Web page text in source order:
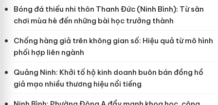
Bóng đá thiếu nhi thôn Thanh Đức (Ninh Bình): Từ sân
chơi mùa hè đến những bài học trưởng thành
Chống hàng giả trên không gian số: Hiệu quả từ mô hình
phối hợp liên ngành
Quảng Ninh: Khởi tố hộ kinh doanh buôn bán đồng hồ
giả mạo nhiều thương hiệu nổi tiếng